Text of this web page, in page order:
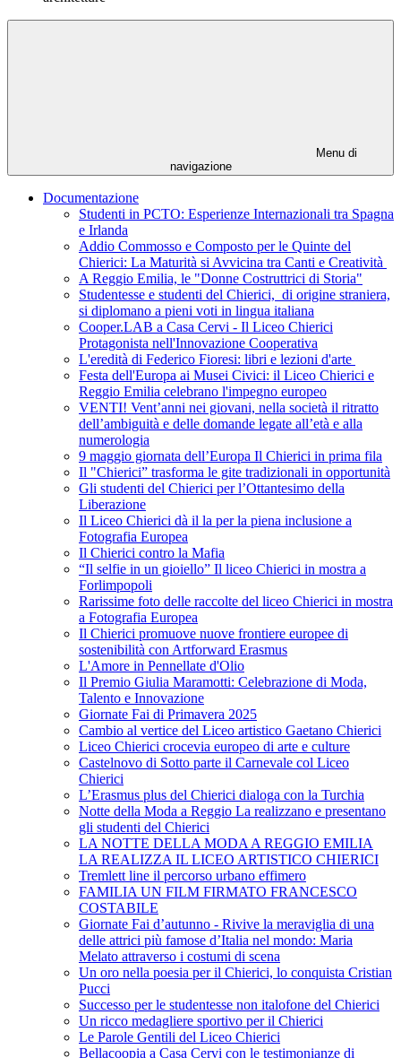
Menu di
navigazione
Documentazione
Studenti in PCTO: Esperienze Internazionali tra Spagna
e Irlanda
Addio Commosso e Composto per le Quinte del
Chierici: La Maturità si Avvicina tra Canti e Creatività
A Reggio Emilia, le "Donne Costruttrici di Storia"
Studentesse e studenti del Chierici, di origine straniera,
si diplomano a pieni voti in lingua italiana
Cooper.LAB a Casa Cervi - Il Liceo Chierici
Protagonista nell'Innovazione Cooperativa
L'eredità di Federico Fioresi: libri e lezioni d'arte
Festa dell'Europa ai Musei Civici: il Liceo Chierici e
Reggio Emilia celebrano l'impegno europeo
VENTI! Vent’anni nei giovani, nella società il ritratto
dell’ambiguità e delle domande legate all’età e alla
numerologia
9 maggio giornata dell’Europa Il Chierici in prima fila
Il "Chierici” trasforma le gite tradizionali in opportunità
Gli studenti del Chierici per l’Ottantesimo della
Liberazione
Il Liceo Chierici dà il la per la piena inclusione a
Fotografia Europea
Il Chierici contro la Mafia
“Il selfie in un gioiello” Il liceo Chierici in mostra a
Forlimpopoli
Rarissime foto delle raccolte del liceo Chierici in mostra
a Fotografia Europea
Il Chierici promuove nuove frontiere europee di
sostenibilità con Artforward Erasmus
L'Amore in Pennellate d'Olio
Il Premio Giulia Maramotti: Celebrazione di Moda,
Talento e Innovazione
Giornate Fai di Primavera 2025
Cambio al vertice del Liceo artistico Gaetano Chierici
Liceo Chierici crocevia europeo di arte e culture
Castelnovo di Sotto parte il Carnevale col Liceo
Chierici
L’Erasmus plus del Chierici dialoga con la Turchia
Notte della Moda a Reggio La realizzano e presentano
gli studenti del Chierici
LA NOTTE DELLA MODA A REGGIO EMILIA
LA REALIZZA IL LICEO ARTISTICO CHIERICI
Tremlett line il percorso urbano effimero
FAMILIA UN FILM FIRMATO FRANCESCO
COSTABILE
Giornate Fai d’autunno - Rivive la meraviglia di una
delle attrici più famose d’Italia nel mondo: Maria
Melato attraverso i costumi di scena
Un oro nella poesia per il Chierici, lo conquista Cristian
Pucci
Successo per le studentesse non italofone del Chierici
Un ricco medagliere sportivo per il Chierici
Le Parole Gentili del Liceo Chierici
Bellacoopia a Casa Cervi con le testimonianze di